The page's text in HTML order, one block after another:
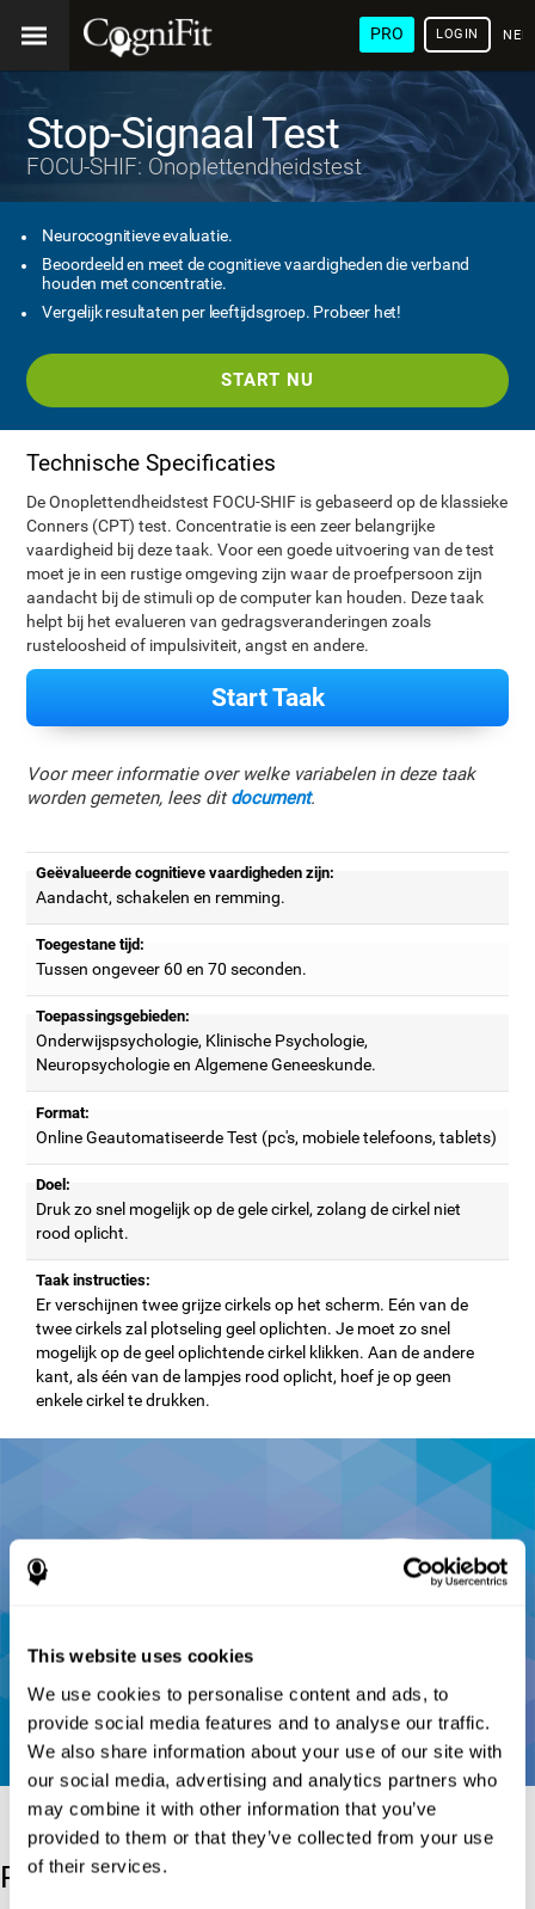
This website uses cookies
We use cookies to personalise content and ads, to
provide social media features and to analyse our traffic.
We also share information about your use of our site with
our social media, advertising and analytics partners who
may combine it with other information that you’ve
provided to them or that they’ve collected from your use
of their services.
PRO LOGIN
Stop-Signaal Test
FOCU-SHIF: Onoplettendheidstest
Neurocognitieve evaluatie.
Beoordeeld en meet de cognitieve vaardigheden die verband
houden met concentratie.
Vergelijk resultaten per leeftijdsgroep. Probeer het!
START NU
Technische Specificaties
De Onoplettendheidstest FOCU-SHIF is gebaseerd op de klassieke
Conners (CPT) test. Concentratie is een zeer belangrijke
vaardigheid bij deze taak. Voor een goede uitvoering van de test
moet je in een rustige omgeving zijn waar de proefpersoon zijn
aandacht bij de stimuli op de computer kan houden. Deze taak
helpt bij het evalueren van gedragsveranderingen zoals
rusteloosheid of impulsiviteit, angst en andere.
Start Taak
Voor meer informatie over welke variabelen in deze taak
worden gemeten, lees ditdocument.
Geëvalueerde cognitieve vaardigheden zijn:
Aandacht, schakelen en remming.
Toegestane tijd:
Tussen ongeveer 60 en 70 seconden.
Toepassingsgebieden:
Onderwijspsychologie, Klinische Psychologie,
Neuropsychologie en Algemene Geneeskunde.
Format:
Online Geautomatiseerde Test (pc's, mobiele telefoons, tablets)
Doel:
Druk zo snel mogelijk op de gele cirkel, zolang de cirkel niet
rood oplicht.
Taak instructies:
Er verschijnen twee grijze cirkels op het scherm. Eén van de
twee cirkels zal plotseling geel oplichten. Je moet zo snel
mogelijk op de geel oplichtende cirkel klikken. Aan de andere
kant, als één van de lampjes rood oplicht, hoef je op geen
enkele cirkel te drukken.
Referentie